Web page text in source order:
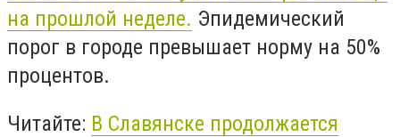
на прошлой неделе. Эпидемический
порог в городе превышает норму на 50%
процентов.
Читайте: В Славянске продолжается